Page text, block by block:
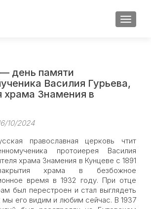
день памяти
Василия Гурьева,
храма Знамения в
10/2024
православная церковь чтит
протоиерея Василия
храма Знамения в Кунцеве с 1891
храма в безбожное
время в 1932 году. При отце
был перестроен и стал выглядеть
мы его видим и любим сейчас. В 1937